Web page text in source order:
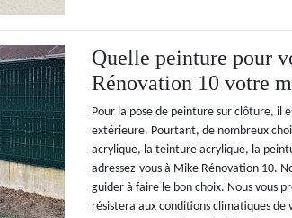
Quelle peinture pour
Rénovation 10 votre
Pour la pose de peinture sur clôture, il
extérieure. Pourtant, de nombreux
acrylique, la teinture acrylique, la
adressez-vous à Mike Rénovation 10.
guider à faire le bon choix. Nous vous
résistera aux conditions climatiques de